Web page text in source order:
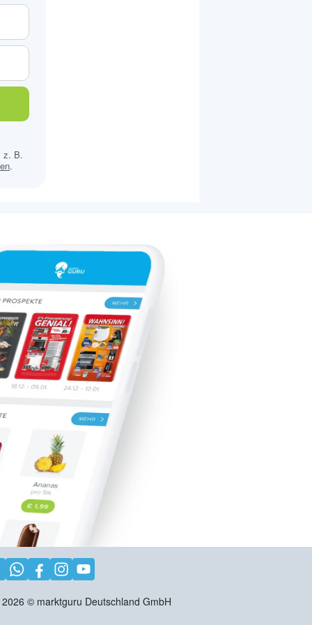
z. B.
.
2026 © marktguru Deutschland GmbH